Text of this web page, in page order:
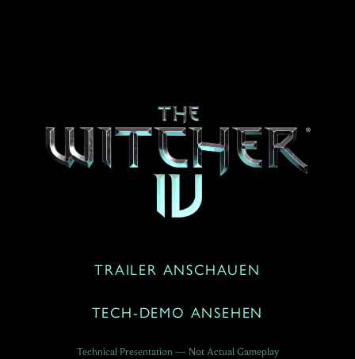
TRAILER ANSCHAUEN
TECH-DEMO ANSEHEN
Technical Presentation — Not Actual Gameplay